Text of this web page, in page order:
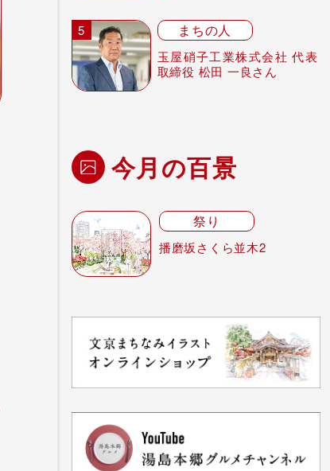
まちの人
玉屋硝子工業株式会社 代表
取締役 松田 一良さん
今月の百景
祭り
播磨坂さくら並木2